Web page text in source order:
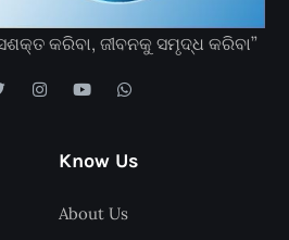
କରିବା, ଜୀବନକୁ ସମୃଦ୍ଧ କରିବା”
Know Us
About Us